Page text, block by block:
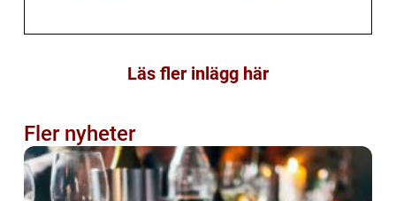
Läs fler inlägg här
Fler nyheter